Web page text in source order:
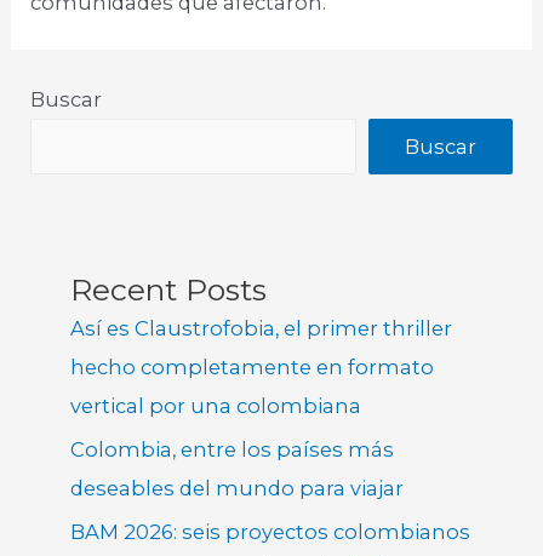
Buscar
Buscar
Recent Posts
Así es Claustrofobia, el primer thriller
hecho completamente en formato
vertical por una colombiana
Colombia, entre los países más
deseables del mundo para viajar
BAM 2026: seis proyectos colombianos